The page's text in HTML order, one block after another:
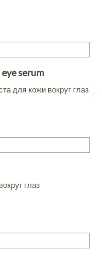
serum
для кожи вокруг глаз
глаз